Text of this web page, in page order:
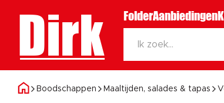
Dirk FolderAanbiedingen
Boodschappen Maaltijden, salades & tapas